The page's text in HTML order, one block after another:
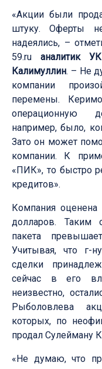
«Акции были
штуку. Оферты
надеялись, –
59.ru аналитик
Калимуллин. – Не
компании
перемены.
операционную
например, было,
Зато он может
компании. К
«ПИК», то быстро
кредитов».
Компания
долларов. Таким
пакета
Учитывая, что г-
сделки
сейчас в его
неизвестно,
Рыболовлева
которых, по
продал Сулейману
«Не думаю, что